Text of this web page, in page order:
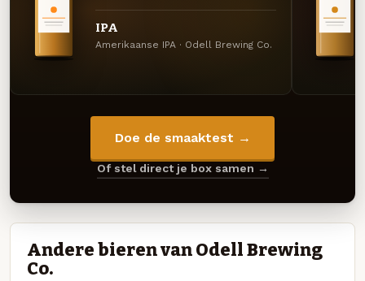
IPA
Amerikaanse IPA · Odell Brewing Co.
Doe de smaaktest →
Of stel direct je box samen →
Andere bieren van Odell Brewing
Co.